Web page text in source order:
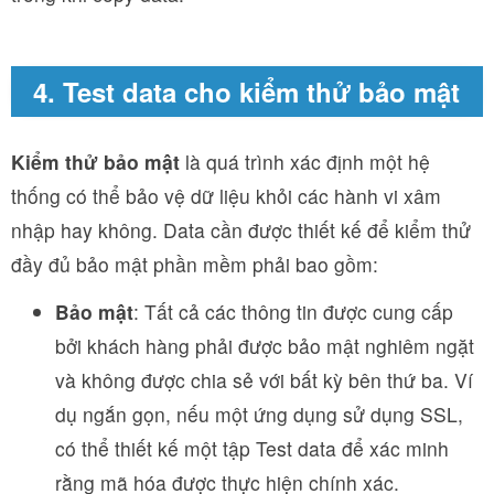
4. Test data cho kiểm thử bảo mật
Kiểm thử bảo mật là quá trình xác định một hệ
thống có thể bảo vệ dữ liệu khỏi các hành vi xâm
nhập hay không. Data cần được thiết kế để kiểm thử
đầy đủ bảo mật phần mềm phải bao gồm:
Bảo mật: Tất cả các thông tin được cung cấp
bởi khách hàng phải được bảo mật nghiêm ngặt
và không được chia sẻ với bất kỳ bên thứ ba. Ví
dụ ngắn gọn, nếu một ứng dụng sử dụng SSL,
có thể thiết kế một tập Test data để xác minh
rằng mã hóa được thực hiện chính xác.